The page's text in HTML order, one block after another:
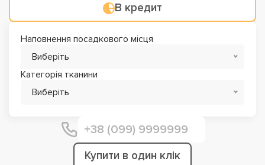
В кредит
Наповнення посадкового місця
Виберіть
Категорія тканини
Виберіть
Купити в один клік